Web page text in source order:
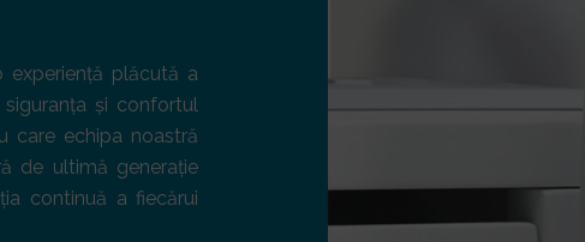
experiență plăcută a
și confortul
care echipa noastră
de ultimă generație
continuă a fiecărui